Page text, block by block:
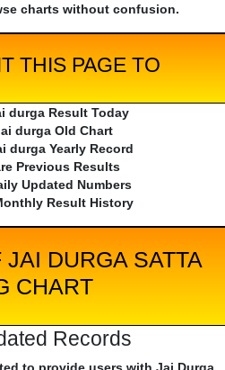
charts without confusion.
THIS PAGE TO
durga Result Today
durga Old Chart
durga Yearly Record
Previous Results
Updated Numbers
Result History
DURGA SATTA
CHART
Records